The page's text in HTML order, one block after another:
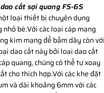
cắt sợi quang FS-6S
loại thiết bị chuyên dụng
nhỏ bé.Với các loại cáp mạng
kìm mạng để bấm dây còn
dao cắt này bởi loại dao cắt
quang, chúng có thể tự xoay
cho thích hợp.Với các khe đặt
và dài khoảng 6mm với các